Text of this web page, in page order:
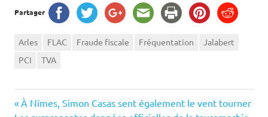
Partager
Arles FLAC Fraude fiscale Fréquentation
Jalabert
PCI
TVA
Navigation
Previous
À Nîmes, Simon Casas sent également le vent tourner